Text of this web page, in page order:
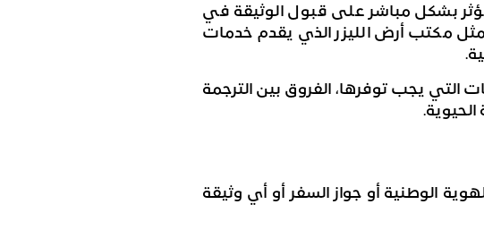
بشكل مباشر على قبول الوثيقة في
مثل مكتب أرض الليزر الذي يقدم خدمات
التي يجب توفرها، الفروق بين الترجمة
الوطنية أو جواز السفر أو أي وثيقة